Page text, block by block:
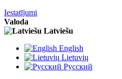
Iestatījumi
Valoda
Latviešu
English
Lietuvių
Pусский